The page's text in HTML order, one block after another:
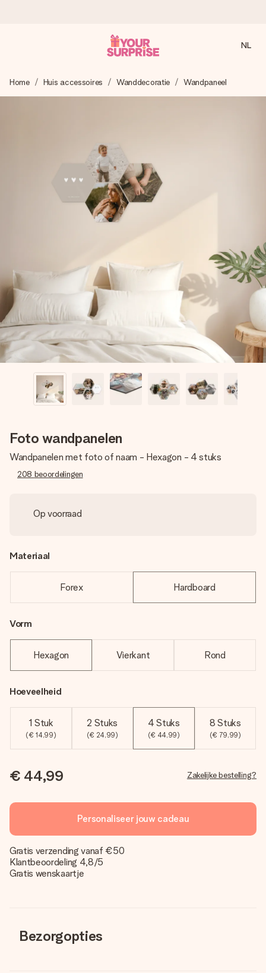
We maken jouw cadeau met zorg en zorgen dat het
razendsnel onderweg is - zodat jij kunt geven op precies
4,8 (gebaseerd op +8.000 reviews)
Onze cadeaus worden gewaardeerd. Klanten beoordelen
ons met een 4,7 op Google Reviews
Je maakt in een paar stappen iets unieks – met haar naam,
jullie foto of een boodschap die raakt. Zonder gedoe, maar
met alle aandacht voor het moment.
NL
Home Huis accessoires Wanddecoratie Wandpaneel
Foto wandpanelen
Wandpanelen met foto of naam - Hexagon - 4 stuks
208 beoordelingen
Op voorraad
Materiaal
Forex Hardboard
Vorm
Hexagon Vierkant Rond
Hoeveelheid
1 Stuk
(€ 14,99)
2 Stuks
(€ 24,99)
4 Stuks
(€ 44,99)
8 Stuks
(€ 79,99)
€ 44,99 Zakelijke bestelling?
Personaliseer jouw cadeau
Gratis verzending vanaf €50
Klantbeoordeling 4,8/5
Gratis wenskaartje
Bezorgopties